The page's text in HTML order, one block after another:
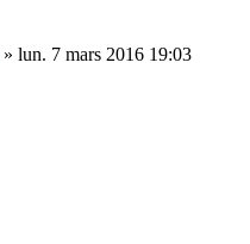
» lun. 7 mars 2016 19:03